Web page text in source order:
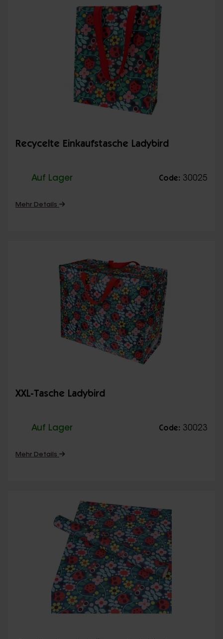
Recycelte Einkaufstasche Ladybird
Auf Lager Code: 30025
Mehr Details
XXL-Tasche Ladybird
Auf Lager Code: 30023
Mehr Details